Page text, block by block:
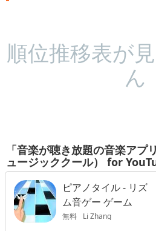
順位推移表が
ん
「音楽が聴き放題の音楽アプ
ュージッククール） for
ピアノタイル - リズ
ム音ゲー ゲーム
無料 Li Zhang